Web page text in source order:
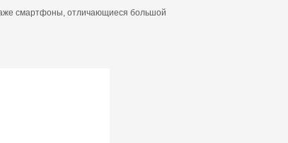
смартфоны, отличающиеся большой